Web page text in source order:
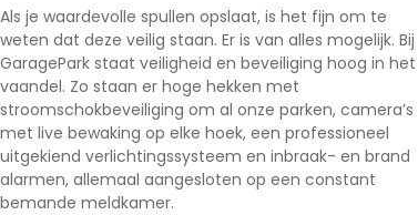
Als je waardevolle spullen opslaat, is het fijn om te
weten dat deze veilig staan. Er is van alles mogelijk. Bij
GaragePark staat veiligheid en beveiliging hoog in het
vaandel. Zo staan er hoge hekken met
stroomschokbeveiliging om al onze parken, camera’s
met live bewaking op elke hoek, een professioneel
uitgekiend verlichtingssysteem en inbraak- en brand
alarmen, allemaal aangesloten op een constant
bemande meldkamer.